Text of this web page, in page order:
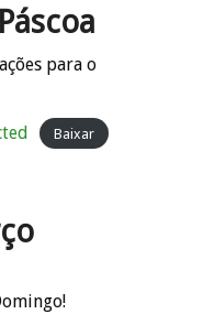
para o
Baixar